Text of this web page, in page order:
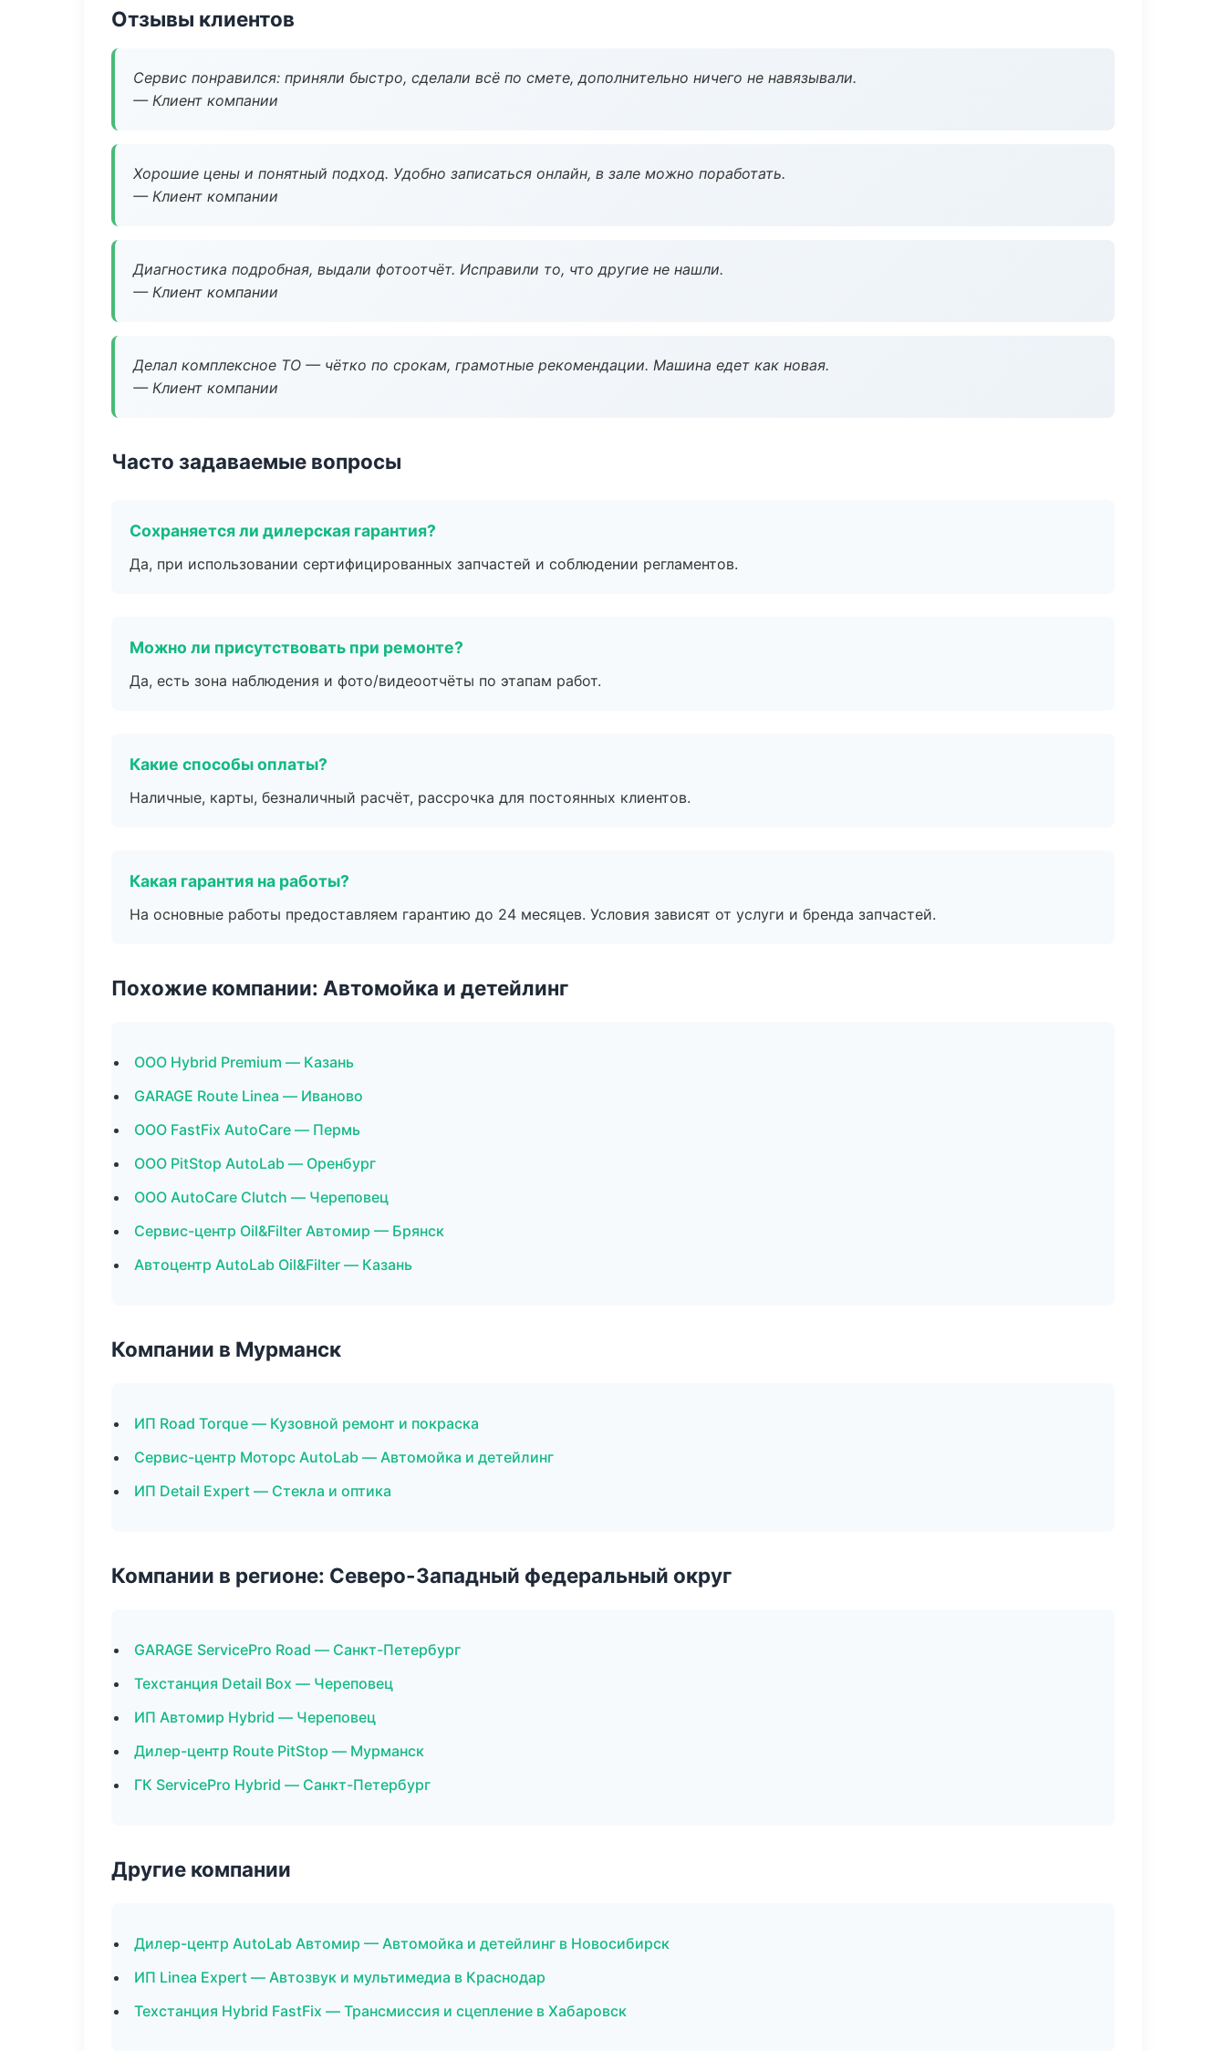
Отзывы клиентов
Сервис понравился: приняли быстро, сделали всё по смете, дополнительно ничего не навязывали.
— Клиент компании
Хорошие цены и понятный подход. Удобно записаться онлайн, в зале можно поработать.
— Клиент компании
Диагностика подробная, выдали фотоотчёт. Исправили то, что другие не нашли.
— Клиент компании
Делал комплексное ТО — чётко по срокам, грамотные рекомендации. Машина едет как новая.
— Клиент компании
Часто задаваемые вопросы
Сохраняется ли дилерская гарантия?
Да, при использовании сертифицированных запчастей и соблюдении регламентов.
Можно ли присутствовать при ремонте?
Да, есть зона наблюдения и фото/видеоотчёты по этапам работ.
Какие способы оплаты?
Наличные, карты, безналичный расчёт, рассрочка для постоянных клиентов.
Какая гарантия на работы?
На основные работы предоставляем гарантию до 24 месяцев. Условия зависят от услуги и бренда запчастей.
Похожие компании: Автомойка и детейлинг
ООО Hybrid Premium — Казань
GARAGE Route Linea — Иваново
ООО FastFix AutoCare — Пермь
ООО PitStop AutoLab — Оренбург
ООО AutoCare Clutch — Череповец
Сервис-центр Oil&Filter Автомир — Брянск
Автоцентр AutoLab Oil&Filter — Казань
Компании в Мурманск
ИП Road Torque — Кузовной ремонт и покраска
Сервис-центр Моторс AutoLab — Автомойка и детейлинг
ИП Detail Expert — Стекла и оптика
Компании в регионе: Северо-Западный федеральный округ
GARAGE ServicePro Road — Санкт-Петербург
Техстанция Detail Box — Череповец
ИП Автомир Hybrid — Череповец
Дилер-центр Route PitStop — Мурманск
ГК ServicePro Hybrid — Санкт-Петербург
Другие компании
Дилер-центр AutoLab Автомир — Автомойка и детейлинг в Новосибирск
ИП Linea Expert — Автозвук и мультимедиа в Краснодар
Техстанция Hybrid FastFix — Трансмиссия и сцепление в Хабаровск